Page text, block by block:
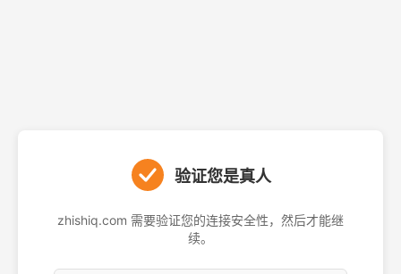
验证您是真人
zhishiq.com 需要验证您的连接安全性，然后才能继
续。